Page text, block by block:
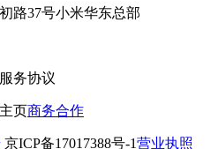
路37号小米华东总部
务协议
页商务合作
京ICP备17017388号-1营业执照